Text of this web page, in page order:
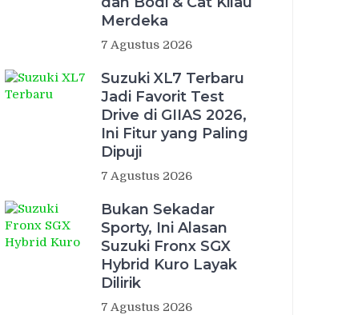
Merdeka
7 Agustus 2026
Suzuki XL7 Terbaru
Jadi Favorit Test
Drive di GIIAS 2026,
Ini Fitur yang Paling
Dipuji
7 Agustus 2026
Bukan Sekadar
Sporty, Ini Alasan
Suzuki Fronx SGX
Hybrid Kuro Layak
Dilirik
7 Agustus 2026